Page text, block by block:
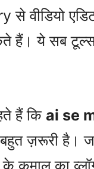
वीडियो
हैं। ये सब
हैं कि ai se
ज़रूरी है।
कमाल का